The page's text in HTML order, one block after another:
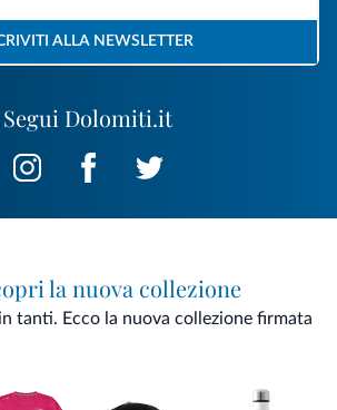
Segui Dolomiti.it
ALLA NEWSLETTER
la nuova collezione
tanti. Ecco la nuova collezione firmata